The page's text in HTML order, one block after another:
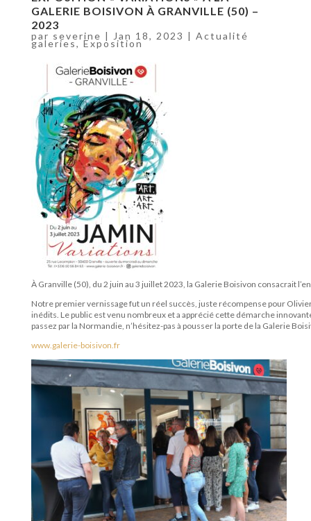
GALERIE BOISIVON À GRANVILLE (50) –
2023
par severine | Jan 18, 2023 | Actualité
galeries, Exposition
À Granville (50), du 2 juin au 3 juillet 2023, la Galerie Boisivon consacrait
Notre premier vernissage fut un réel succès, juste récompense pour
inédits. Le public est venu nombreux et a apprécié cette démarche
passez par la Normandie, n’hésitez-pas à pousser la porte de la Galerie
www.galerie-boisivon.fr